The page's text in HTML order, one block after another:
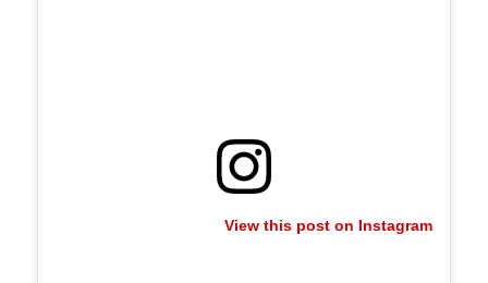
View this post on Instagram